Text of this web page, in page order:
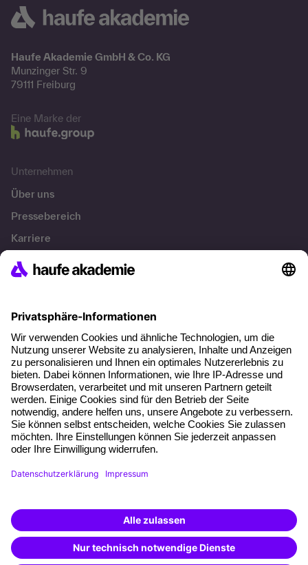
Haufe Akademie GmbH & Co. KG
Munzinger Str. 9
79111 Freiburg
Eine Marke der
Unternehmen
Über uns
Pressebereich
Karriere
Referenzen
Über unser Angebot
Planungssicherheit
Freie Seminarplätze
Qualitätsstandards
Planung und Locations
Fördermöglichkeiten
Weiterbildungs-App
Besondere Angebote
Potenzialanalyse
Weiterbildung finden -
mit KI-Power!
Beschreibe was du suchst und erhalte
passende Weiterbildungen vomKI-Berater